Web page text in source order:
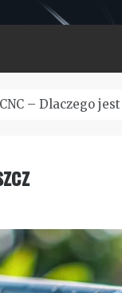
– Dlaczego